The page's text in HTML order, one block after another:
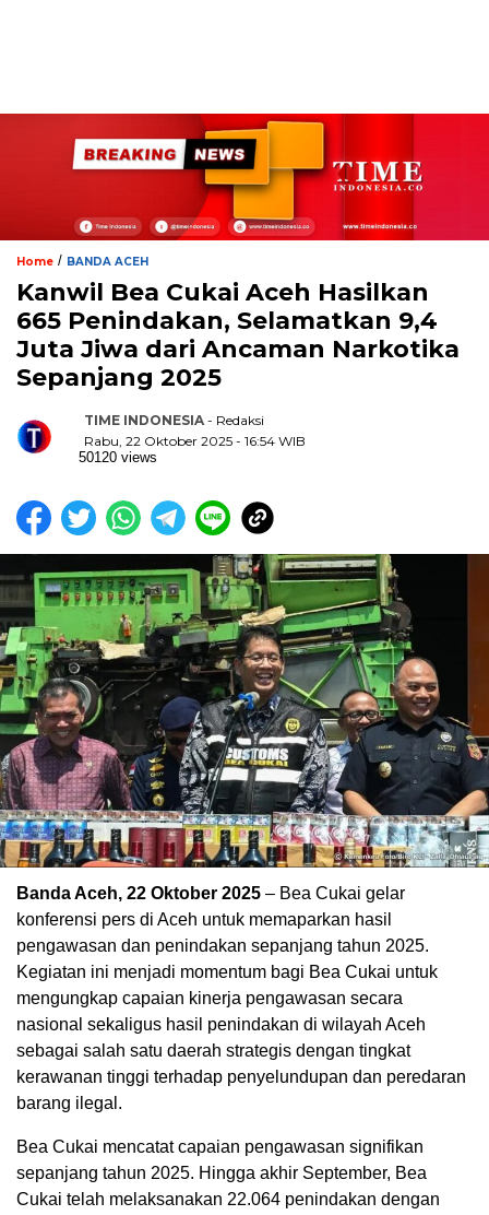
Home / BANDA ACEH
Kanwil Bea Cukai Aceh Hasilkan
665 Penindakan, Selamatkan 9,4
Juta Jiwa dari Ancaman Narkotika
Sepanjang 2025
TIME INDONESIA - Redaksi
Rabu, 22 Oktober 2025 - 16:54 WIB
50120 views
Banda Aceh, 22 Oktober 2025 – Bea Cukai gelar
konferensi pers di Aceh untuk memaparkan hasil
pengawasan dan penindakan sepanjang tahun 2025.
Kegiatan ini menjadi momentum bagi Bea Cukai untuk
mengungkap capaian kinerja pengawasan secara
nasional sekaligus hasil penindakan di wilayah Aceh
sebagai salah satu daerah strategis dengan tingkat
kerawanan tinggi terhadap penyelundupan dan peredaran
barang ilegal.
Bea Cukai mencatat capaian pengawasan signifikan
sepanjang tahun 2025. Hingga akhir September, Bea
Cukai telah melaksanakan 22.064 penindakan dengan